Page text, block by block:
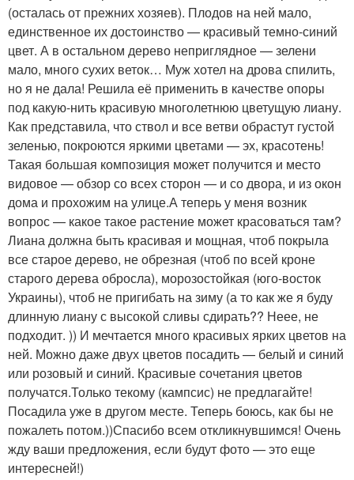
(осталась от прежних хозяев). Плодов на ней мало,
единственное их достоинство — красивый темно-синий
цвет. А в остальном дерево неприглядное — зелени
мало, много сухих веток… Муж хотел на дрова спилить,
но я не дала! Решила её применить в качестве опоры
под какую-нить красивую многолетнюю цветущую лиану.
Как представила, что ствол и все ветви обрастут густой
зеленью, покроются яркими цветами — эх, красотень!
Такая большая композиция может получится и место
видовое — обзор со всех сторон — и со двора, и из окон
дома и прохожим на улице.А теперь у меня возник
вопрос — какое такое растение может красоваться там?
Лиана должна быть красивая и мощная, чтоб покрыла
все старое дерево, не обрезная (чтоб по всей кроне
старого дерева обросла), морозостойкая (юго-восток
Украины), чтоб не пригибать на зиму (а то как же я буду
длинную лиану с высокой сливы сдирать?? Неее, не
подходит. )) И мечтается много красивых ярких цветов на
ней. Можно даже двух цветов посадить — белый и синий
или розовый и синий. Красивые сочетания цветов
получатся.Только текому (кампсис) не предлагайте!
Посадила уже в другом месте. Теперь боюсь, как бы не
пожалеть потом.))Спасибо всем откликнувшимся! Очень
жду ваши предложения, если будут фото — это еще
интересней!)